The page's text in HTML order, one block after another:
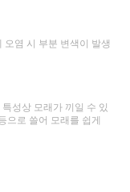
오염 시 부분 변색이 발생
성상 모래가 끼일 수 있
으로 쓸어 모래를 쉽게